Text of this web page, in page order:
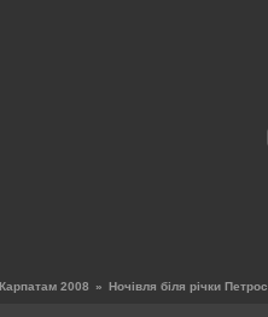
2008 » Ночiвля бiля рiчки Петрос